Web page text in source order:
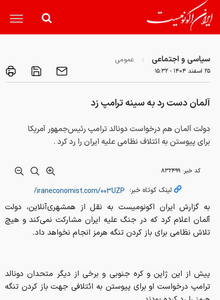
سیاسی و اجتماعی عمومی
۲۵ اسفند ۱۴۰۴ - ۱۵:۳۲
آلمان دست رد به سینه ترامپ زد
دولت آلمان هم درخواست دونالد ترامپ رئیس‌جمهور آمریکا
برای پیوستن به ائتلاف نظامی علیه ایران را رد کرد .‌
کد خبر: ۸۳۲۴۹۹
لینک کوتاه خبر:
به گزارش ایران اکونومیست به نقل از همشهری‌آنلاین، دولت
آلمان اعلام کرد که در جنگ علیه ایران مشارکت نمی‌کند و هیچ
تلاش نظامی برای باز کردن تنگه هرمز انجام نخواهد داد.
پیش از این ژاپن و کره جنوبی و برخی از دیگر متحدان دونالد
ترامپ درخواست او برای پیوستن به ائتلافی جهت باز کردن تنگه